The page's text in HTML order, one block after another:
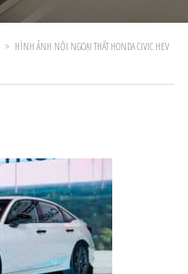
> HÌNH ẢNH NỘI NGOẠI THẤT HONDA CIVIC HEV